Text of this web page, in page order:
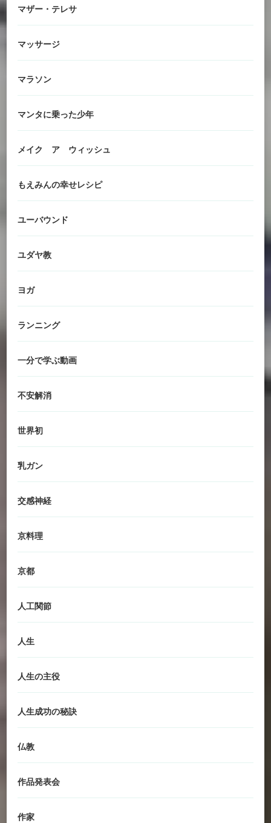
マザー・テレサ
マッサージ
マラソン
マンタに乗った少年
メイク ア ウィッシュ
もえみんの幸せレシピ
ユーバウンド
ユダヤ教
ヨガ
ランニング
一分で学ぶ動画
不安解消
世界初
乳ガン
交感神経
京料理
京都
人工関節
人生
人生の主役
人生成功の秘訣
仏教
作品発表会
作家